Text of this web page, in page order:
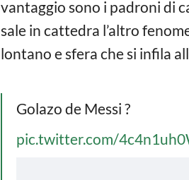
vantaggio sono i padroni di
sale in cattedra l’altro
lontano e sfera che si infila
Golazo de Messi ?
pic.twitter.com/